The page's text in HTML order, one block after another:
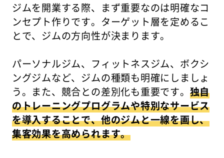
ジムを開業する際、まず重要なのは明確なコ
ンセプト作りです。ターゲット層を定めるこ
とで、ジムの方向性が決まります。
パーソナルジム、フィットネスジム、ボクシ
ングジムなど、ジムの種類も明確にしましょ
う。また、競合との差別化も重要です。 独自
のトレーニングプログラムや特別なサービス
を導入することで、他のジムと一線を画し、
集客効果を高められます。